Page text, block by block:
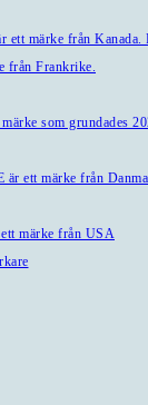
ett märke från
från Frankrike.
som grundades
är ett märke från
märke från USA